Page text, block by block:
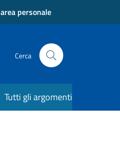
personale
Cerca
Tutti gli argomenti